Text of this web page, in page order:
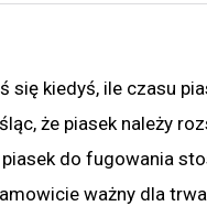
się kiedyś, ile czasu
że piasek należy
piasek do fugowania
ważny dla